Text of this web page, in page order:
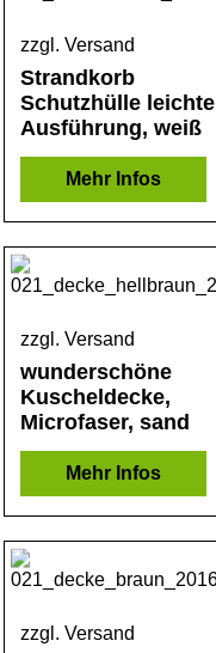
zzgl. Versand
Strandkorb
Schutzhülle leichte
Ausführung, weiß
Mehr Infos
zzgl. Versand
wunderschöne
Kuscheldecke,
Microfaser, sand
Mehr Infos
zzgl. Versand